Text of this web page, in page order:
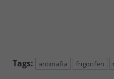
Tags: antimafia frigoriferi